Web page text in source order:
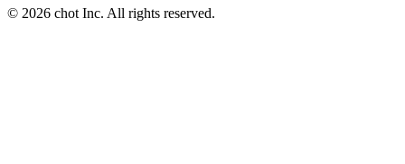
© 2026 chot Inc. All rights reserved.